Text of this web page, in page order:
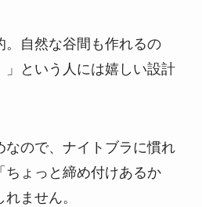
。自然な谷間も作れるの
」という人には嬉しい設計
なので、ナイトブラに慣れ
ちょっと締め付けあるか
ません。